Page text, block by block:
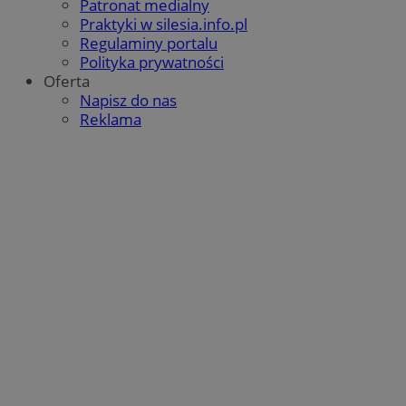
Patronat medialny
Praktyki w silesia.info.pl
Regulaminy portalu
Polityka prywatności
Oferta
Napisz do nas
Reklama
QeSessID orzesze.com.pl